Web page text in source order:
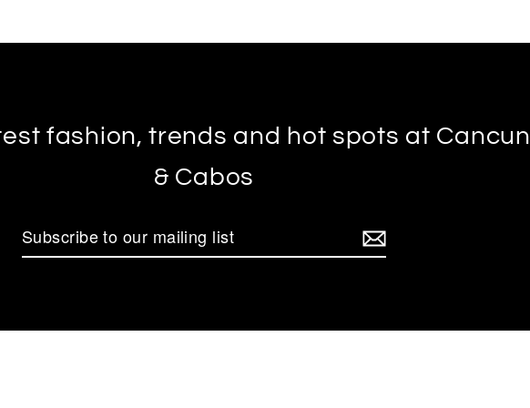
fashion, trends and hot spots at Cancun
& Cabos